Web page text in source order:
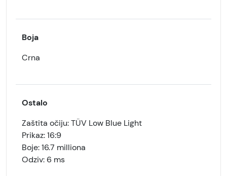
Boja
Crna
Ostalo
Zaštita očiju: TÜV Low Blue Light
Prikaz: 16:9
Boje: 16.7 milliona
Odziv: 6 ms